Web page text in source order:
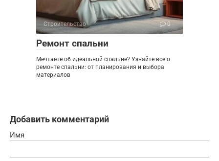
Строительство 0
Ремонт спальни
Мечтаете об идеальной спальне? Узнайте все о
ремонте спальни: от планирования и выбора
материалов
Добавить комментарий
Имя